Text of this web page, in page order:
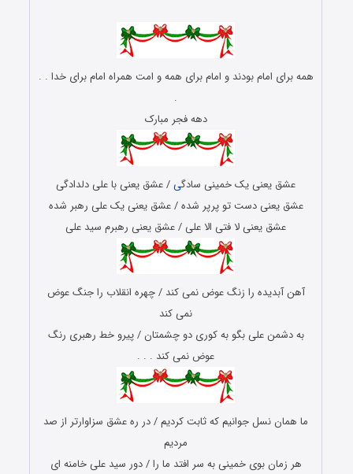
همه برای امام بودند و امام برای همه و امت همراه امام برای خدا . .
.
دهه فجر مبارک
عشق یعنی یک خمینی سادگی/ عشق یعنی با علی دلدادگی
عشق یعنی دست تو پرپر شده / عشق یعنی یک علی رهبر شده
عشق یعنی لا فتی الا علی / عشق یعنی رهبرم سید علی
آهن آبدیده را زنگ عوض نمی کند / چهره انقلاب را جنگ عوض
نمی کند
به دشمن علی بگو به کوری دو چشمتان / پیرو خط رهبری رنگ
عوض نمی کند . . .
ما همان نسل جوانیم که ثابت کردیم / در ره عشق سزاوارتر از صد
مردیم
هر زمان بوی خمینی به سر افتد ما را / دور سید علی خامنه ای